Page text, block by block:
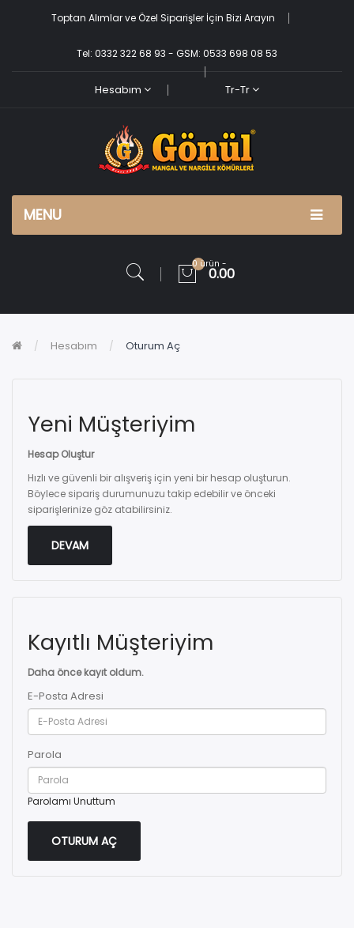
Toptan Alımlar ve Özel Siparişler İçin Bizi Arayın
Tel: 0332 322 68 93 - GSM: 0533 698 08 53
Hesabım Tr-Tr
MENU
0 ürün -
0.00
Hesabım Oturum Aç
Yeni Müşteriyim
Hesap Oluştur
Hızlı ve güvenli bir alışveriş için yeni bir hesap oluşturun.
Böylece sipariş durumunuzu takip edebilir ve önceki
siparişlerinize göz atabilirsiniz.
DEVAM
Kayıtlı Müşteriyim
Daha önce kayıt oldum.
E-Posta Adresi
Parola
Parolamı Unuttum